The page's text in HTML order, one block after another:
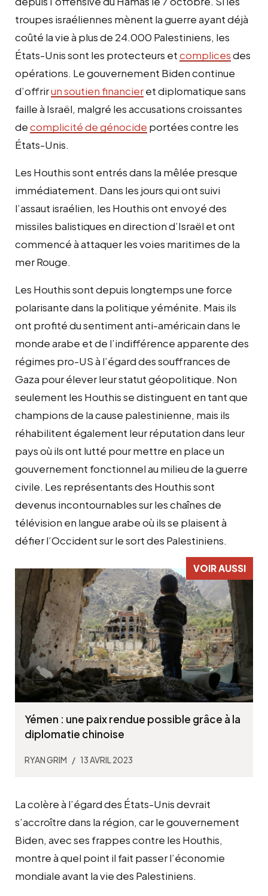
troupes israéliennes mènent la guerre ayant déjà
coûté la vie à plus de 24.000 Palestiniens, les
États-Unis sont les protecteurs etcomplicesdes
opérations. Le gouvernement Biden continue
d’offrirun soutien financieret diplomatique sans
faille à Israël, malgré les accusations croissantes
decomplicité de génocide portées contre les
États-Unis.
Les Houthis sont entrés dans la mêlée presque
immédiatement. Dans les jours qui ont suivi
l’assaut israélien, les Houthis ont envoyé des
missiles balistiques en direction d’Israël et ont
commencé à attaquer les voies maritimes de la
mer Rouge.
Les Houthis sont depuis longtemps une force
polarisante dans la politique yéménite. Mais ils
ont profité du sentiment anti-américain dans le
monde arabe et de l’indifférence apparente des
régimes pro-US à l’égard des souffrances de
Gaza pour élever leur statut géopolitique. Non
seulement les Houthis se distinguent en tant que
champions de la cause palestinienne, mais ils
réhabilitent également leur réputation dans leur
pays où ils ont lutté pour mettre en place un
gouvernement fonctionnel au milieu de la guerre
civile. Les représentants des Houthis sont
devenus incontournables sur les chaînes de
télévision en langue arabe où ils se plaisent à
défier l’Occident sur le sort des Palestiniens.
Yémen : une paix rendue possible grâce à la
diplomatie chinoise
RYAN GRIM 13 AVRIL 2023
La colère à l’égard des États-Unis devrait
s’accroître dans la région, car le gouvernement
Biden, avec ses frappes contre les Houthis,
montre à quel point il fait passer l’économie
mondiale avant la vie des Palestiniens.